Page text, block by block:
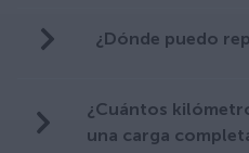
¿Dónde puedo
¿Cuántos
una carga